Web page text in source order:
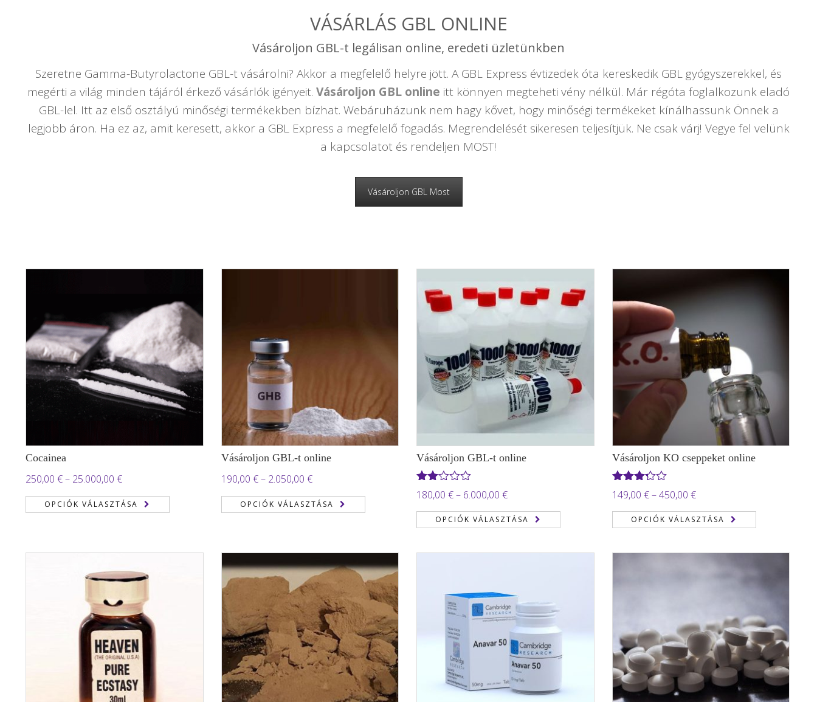
VÁSÁRLÁS GBL ONLINE
Vásároljon GBL-t legálisan online, eredeti üzletünkben
Szeretne Gamma-Butyrolactone GBL-t vásárolni? Akkor a megfelelő helyre jött. A GBL Express évtizedek óta kereskedik GBL gyógyszerekkel, és
megérti a világ minden tájáról érkező vásárlók igényeit. Vásároljon GBL online itt könnyen megteheti vény nélkül. Már régóta foglalkozunk eladó
GBL-lel. Itt az első osztályú minőségi termékekben bízhat. Webáruházunk nem hagy kővet, hogy minőségi termékeket kínálhassunk Önnek a
legjobb áron. Ha ez az, amit keresett, akkor a GBL Express a megfelelő fogadás. Megrendelését sikeresen teljesítjük. Ne csak várj! Vegye fel velünk
a kapcsolatot és rendeljen MOST!
Vásároljon GBL Most
Cocainea
250,00 €– 25.000,00 €Ártartomány:
250,00 €
-
OPCIÓK VÁLASZTÁSA
Vásároljon GBL-t online
190,00 € – 2.050,00 €Ártartomány:
190,00 €
-
OPCIÓK VÁLASZTÁSA
Vásároljon GBL-t online
Értékelés:
2.00
/ 5
180,00 €– 6.000,00 €Ártartomány:
180,00 €
-
OPCIÓK VÁLASZTÁSA
Vásároljon KO cseppeket online
Értékelés:
3.22/
5
149,00 € – 450,00 €Ártartomány:
149,00 €
-
OPCIÓK VÁLASZTÁSA